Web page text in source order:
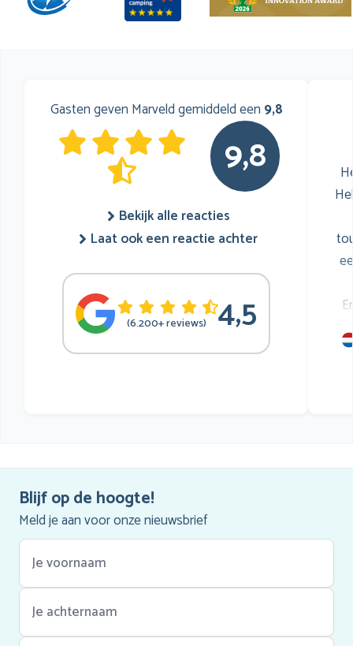
Gasten geven Marveld gemiddeld een 9,8
9,8
Bekijk alle reacties
Laat ook een reactie achter
(6.200+ reviews) 4,5
Blijf op de hoogte!
Meld je aan voor onze nieuwsbrief